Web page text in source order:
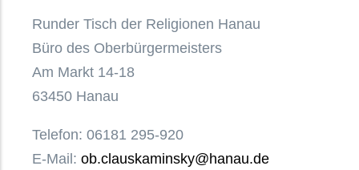
Runder Tisch der Religionen Hanau
Büro des Oberbürgermeisters
Am Markt 14-18
63450 Hanau
Telefon: 06181 295-920
E-Mail: ob.clauskaminsky@hanau.de